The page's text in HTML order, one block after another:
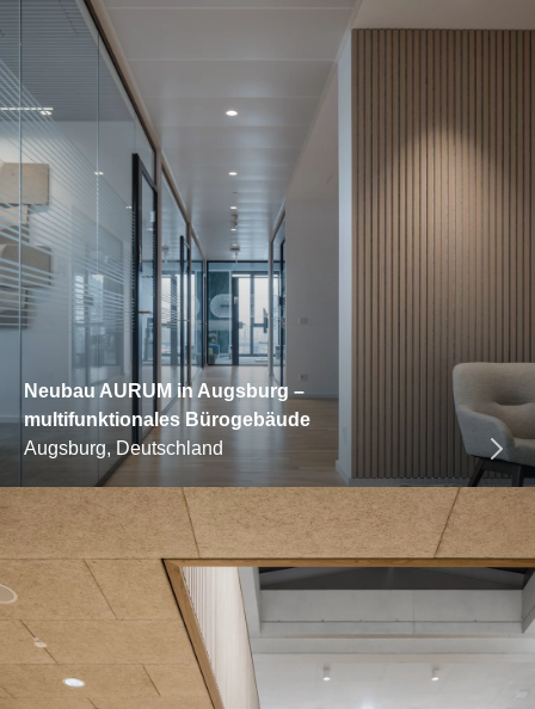
Neubau AURUM in Augsburg –
multifunktionales Bürogebäude
Augsburg, Deutschland